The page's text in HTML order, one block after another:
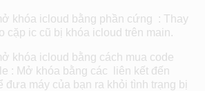
khóa icloud bằng phần cứng : Thay
cặp ic cũ bị khóa icloud trên main.
khóa icloud bằng cách mua code
: Mở khóa bằng các liên kết đến
đưa máy của bạn ra khỏi tình trạng bị